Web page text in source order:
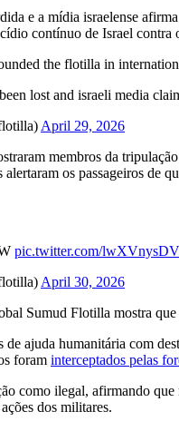
e a mídia israelense
contínuo de Israel
the flotilla in
lost and israeli media
April 29, 2026
membros da
alertaram os passageiros
pic.twitter.com/
April 30, 2026
Sumud Flotilla mostra
ajuda humanitária com
foram interceptados pelas
como ilegal, afirmando
dos militares.